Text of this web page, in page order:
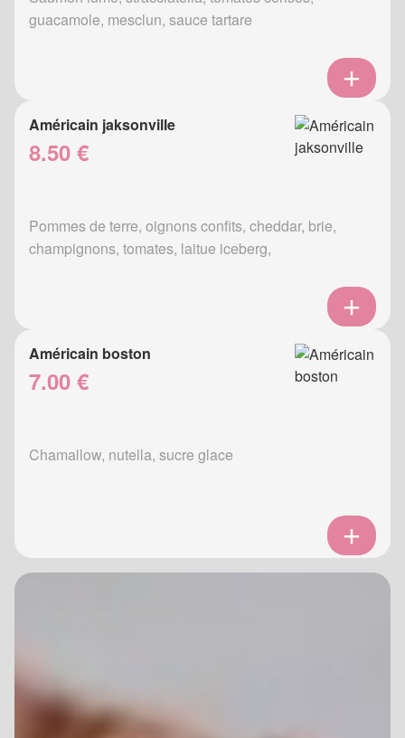
guacamole, mesclun, sauce tartare
Américain jaksonville
8.50 €
Pommes de terre, oignons confits, cheddar, brie,
champignons, tomates, laitue iceberg,
Américain boston
7.00 €
Chamallow, nutella, sucre glace